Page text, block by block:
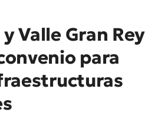
Valle Gran Rey
para